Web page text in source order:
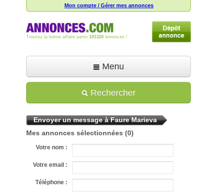
Mon compte / Gérer mes annonces
Trouvez la bonne affaire parmi 101320 annonces !
Menu
Déposer une annonce
Toutes les annonces
Aide
Rechercher
Envoyer un message à Faure Marieva
Mes annonces sélectionnées (0)
Votre nom :
Votre email :
Téléphone :